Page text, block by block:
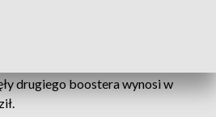
drugiego boostera wynosi w